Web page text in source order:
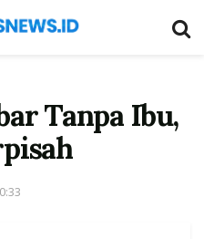
Tanpa Ibu,